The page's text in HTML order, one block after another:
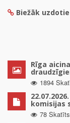
Biežāk
Rīga
1894
komisijas
78 Skatīts